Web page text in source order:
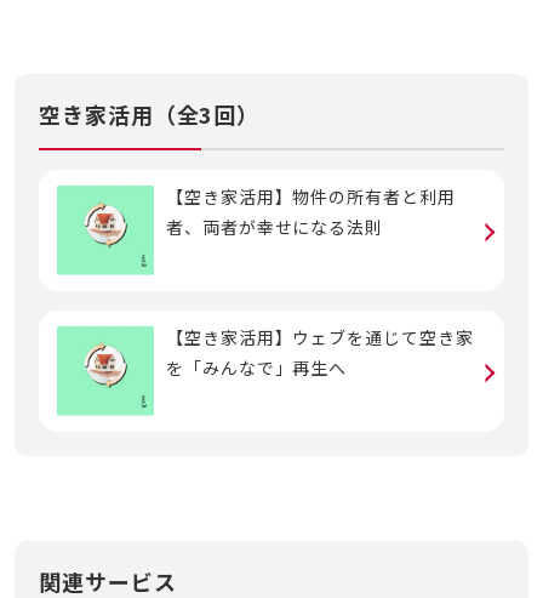
空き家活用（全3回）
【空き家活用】物件の所有者と利用
者、両者が幸せになる法則
【空き家活用】ウェブを通じて空き家
を「みんなで」再生へ
関連サービス